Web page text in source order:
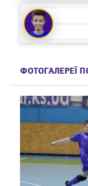
ФОТОГАЛЕРЕЇ